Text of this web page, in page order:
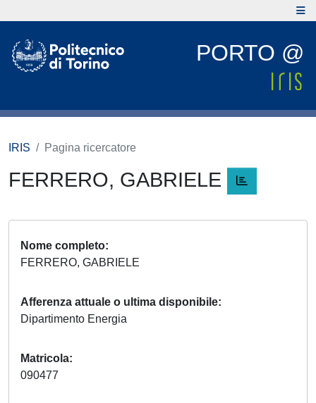
PORTO @
IRIS Pagina ricercatore
FERRERO, GABRIELE
Nome completo
FERRERO, GABRIELE
Afferenza attuale o ultima disponibile
Dipartimento Energia
Matricola
090477